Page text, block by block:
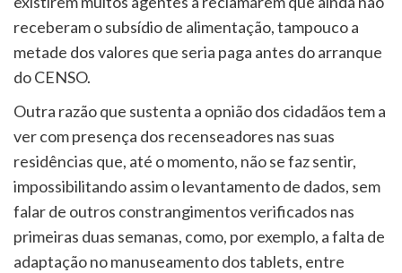
receberam o subsídio de alimentação, tampouco a
metade dos valores que seria paga antes do arranque
do CENSO.
Outra razão que sustenta a opnião dos cidadãos tem a
ver com presença dos recenseadores nas suas
residências que, até o momento, não se faz sentir,
impossibilitando assim o levantamento de dados, sem
falar de outros constrangimentos verificados nas
primeiras duas semanas, como, por exemplo, a falta de
adaptação no manuseamento dos tablets, entre